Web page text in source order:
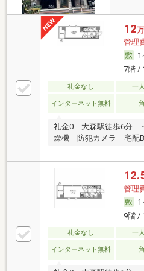
12
管理
1
7階 /
礼金なし 一
インターネット無料
礼金0 大森駅徒歩6分
燥機 防犯カメラ 宅配
管理
1
9階 /
礼金なし 一
インターネット無料